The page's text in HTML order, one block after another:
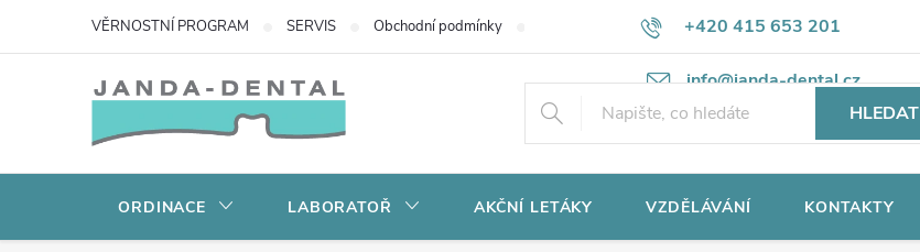
+420 415 653 201
info@janda-dental.cz
VĚRNOSTNÍ PROGRAM SERVIS Obchodní podmínky Potřebujete poradit? Ochrana osobních údajů
HLEDAT
ORDINACE LABORATOŘ AKČNÍ LETÁKY VZDĚLÁVÁNÍ KONTAKTY